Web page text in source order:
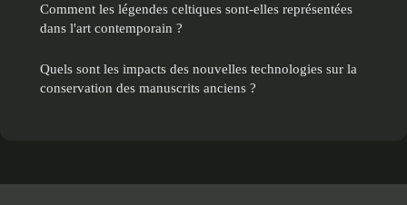
Comment les légendes celtiques sont-elles représentées
dans l'art contemporain ?
Quels sont les impacts des nouvelles technologies sur la
conservation des manuscrits anciens ?